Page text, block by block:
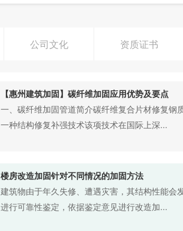
公司文化 资质证书
【惠州建筑加固】碳纤维加固应用优势及要点
一、碳纤维加固管道简介碳纤维复合片材修复钢
一种结构修复补强技术该项技术在国际上深...
楼房改造加固针对不同情况的加固方法
建筑物由于年久失修、遭遇灾害，其结构性能会
进行可靠性鉴定，依据鉴定意见进行改造加...